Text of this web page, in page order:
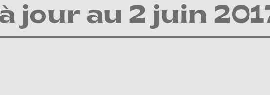
jour au 2 juin